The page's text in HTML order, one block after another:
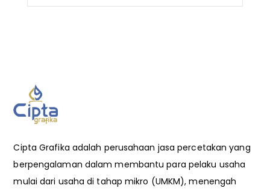
Cipta Grafika adalah perusahaan jasa percetakan yang
berpengalaman dalam membantu para pelaku usaha
mulai dari usaha di tahap mikro (UMKM), menengah